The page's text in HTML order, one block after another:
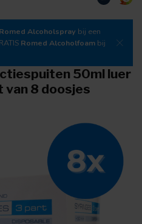
Romed Alcoholspray bij een
Romed Alcoholfoam bij
50ml luer
8 doosjes